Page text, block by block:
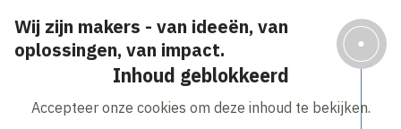
Wij zijn makers - van ideeën, van
oplossingen, van impact.
Inhoud geblokkeerd
Accepteer onze cookies om deze inhoud te bekijken.